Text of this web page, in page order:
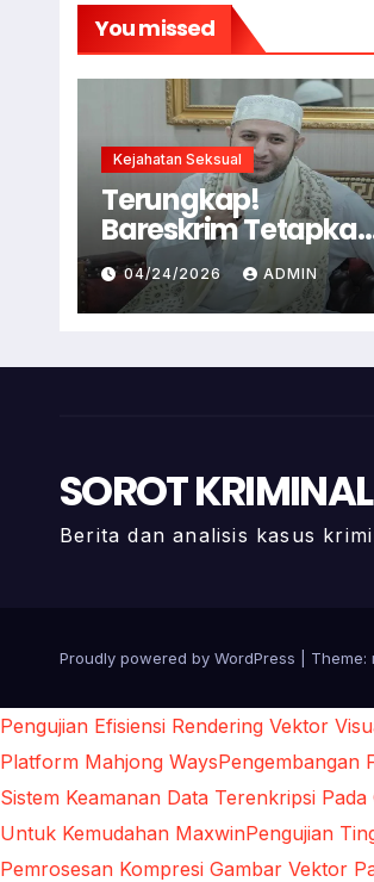
You missed
Kejahatan Seksual
Terungkap!
Bareskrim Tetapkan
Syekh Ahmad Misry
Tersangka, Kasus
Dugaan Pelecehan
04/24/2026 ADMIN
SOROT
Berita dan analisis kasus
Proudly powered by WordPress Theme:
Pengujian Efisiensi Rendering Vektor
Platform Mahjong WaysPengembangan
Sistem Keamanan Data Terenkripsi
Untuk Kemudahan MaxwinPengujian
Pemrosesan Kompresi Gambar Vektor